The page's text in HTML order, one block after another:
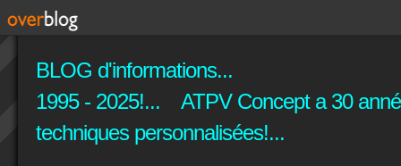
BLOG d'informations...
1995 - 2025!... ATPV Concept a 30
techniques personnalisées!...